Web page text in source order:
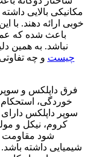
مکانیکی بالایی
خوبی ارائه دهند. با
باعث شده که
نباشد. به همین
چیست و چه
فرق داپلکس و
خوردگی،
سوپر داپلکس
کروم، نیکل و
شود مقاومت
شیمیایی داشته